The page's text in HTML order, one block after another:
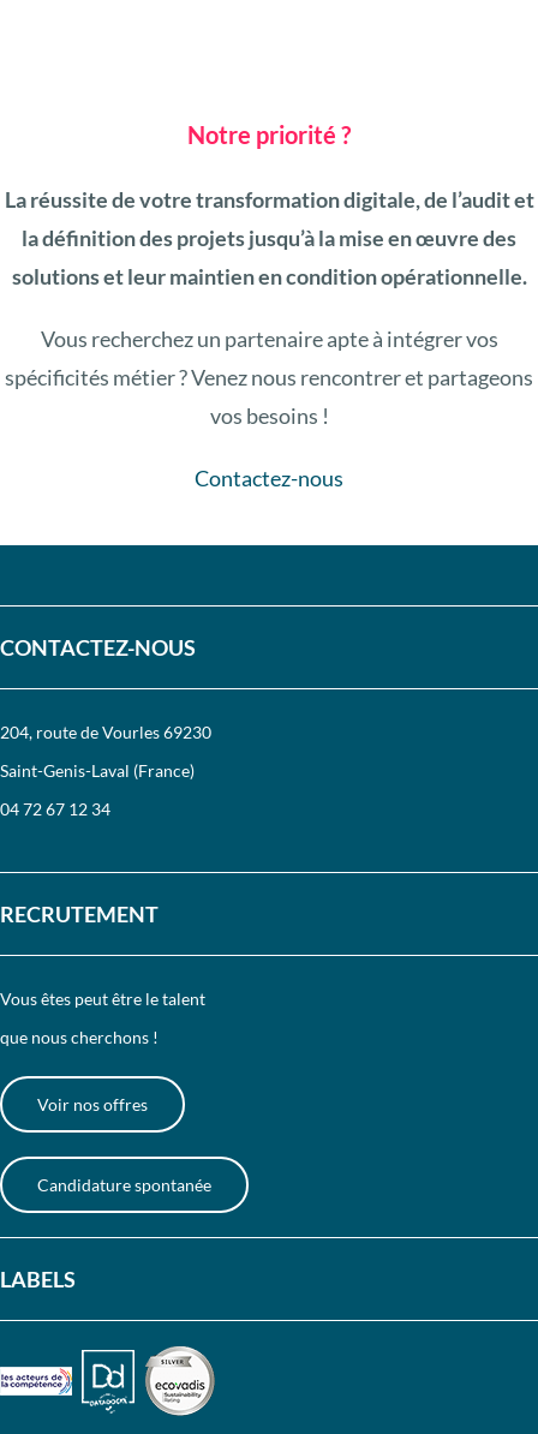
Notre priorité ?
La réussite de votre transformation digitale, de l’audit et
la définition des projets jusqu’à la mise en œuvre des
solutions et leur maintien en condition opérationnelle.
Vous recherchez un partenaire apte à intégrer vos
spécificités métier ? Venez nous rencontrer et partageons
vos besoins !
Contactez-nous
CONTACTEZ-NOUS
204, route de Vourles 69230
Saint-Genis-Laval (France)
04 72 67 12 34
RECRUTEMENT
Vous êtes peut être le talent
que nous cherchons !
Voir nos offres
Candidature spontanée
LABELS